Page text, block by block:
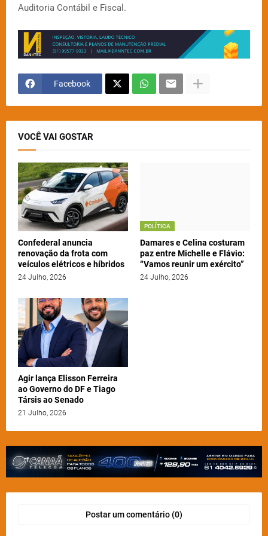
Auditoria Contábil e Fiscal.
Facebook
VOCÊ VAI GOSTAR
Confederal anuncia
renovação da frota com
veículos elétricos e híbridos
24 Julho, 2026
POLÍTICA
Damares e Celina costuram
paz entre Michelle e Flávio:
“Vamos reunir um exército”
24 Julho, 2026
Agir lança Elisson Ferreira
ao Governo do DF e Tiago
Társis ao Senado
21 Julho, 2026
Postar um comentário (0)